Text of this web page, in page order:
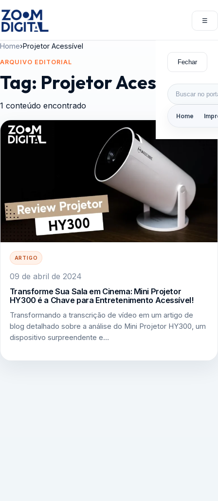
☰
Fechar
Buscar por:
Home
Home›Projetor Acessível
ARQUIVO EDITORIAL
Tag: Projetor Acessível
1 conteúdo encontrado
ARTIGO
09 de abril de 2024
Transforme Sua Sala em Cinema: Mini Projetor
HY300 é a Chave para Entretenimento Acessível!
Transformando a transcrição de vídeo em um artigo de
blog detalhado sobre a análise do Mini Projetor HY300, um
dispositivo surpreendente e…